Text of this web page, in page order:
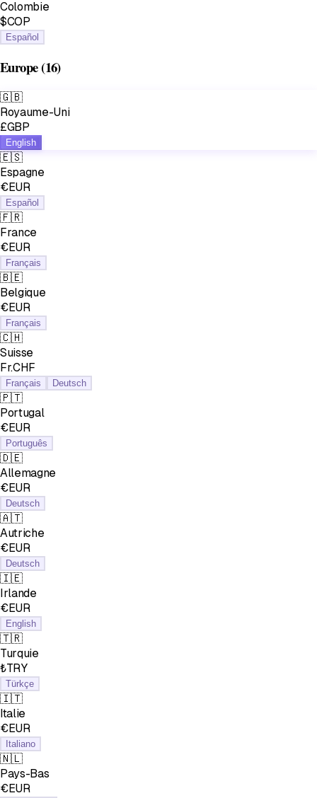
Colombie
$COP
Español
Europe(16)
🇬🇧
Royaume-Uni
£GBP
English
🇪🇸
Espagne
€EUR
Español
🇫🇷
France
€EUR
Français
🇧🇪
Belgique
€EUR
Français
🇨🇭
Suisse
Fr.CHF
Français Deutsch
🇵🇹
Portugal
€EUR
Português
🇩🇪
Allemagne
€EUR
Deutsch
🇦🇹
Autriche
€EUR
Deutsch
🇮🇪
Irlande
€EUR
English
🇹🇷
Turquie
₺TRY
Türkçe
🇮🇹
Italie
€EUR
Italiano
🇳🇱
Pays-Bas
€EUR